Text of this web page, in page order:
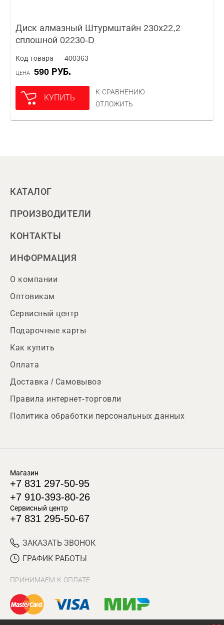
Диск алмазный Штурмштайн 230х22,2
сплошной 02230-D
Код товара — 400363
ЦЕНА 590 РУБ.
КУПИТЬ
К СРАВНЕНИЮ
ОТЛОЖИТЬ
КАТАЛОГ
ПРОИЗВОДИТЕЛИ
КОНТАКТЫ
ИНФОРМАЦИЯ
О компании
Оптовикам
Сервисный центр
Подарочные карты
Как купить
Оплата
Доставка / Самовывоз
Правила интернет-торговли
Политика обработки персональных данных
Магазин
+7 831 297-50-95
+7 910-393-80-26
Сервисный центр
+7 831 295-50-67
ЗАКАЗАТЬ ЗВОНОК
ГРАФИК РАБОТЫ
ПРИНИМАЕМ К ОПЛАТЕ